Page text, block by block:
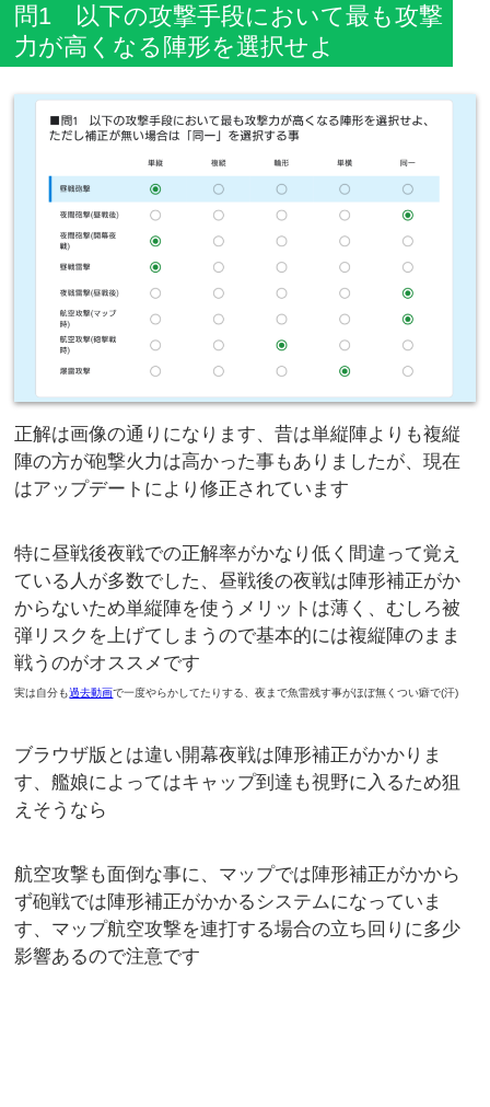
問1 以下の攻撃手段において最も攻撃
力が高くなる陣形を選択せよ
正解は画像の通りになります、昔は単縦陣よりも複縦
陣の方が砲撃火力は高かった事もありましたが、現在
はアップデートにより修正されています
特に昼戦後夜戦での正解率がかなり低く間違って覚え
ている人が多数でした、昼戦後の夜戦は陣形補正がか
からないため単縦陣を使うメリットは薄く、むしろ被
弾リスクを上げてしまうので基本的には複縦陣のまま
戦うのがオススメです
実は自分も過去動画で一度やらかしてたりする、夜まで魚雷残す事がほぼ無くつい癖で(汗)
ブラウザ版とは違い開幕夜戦は陣形補正がかかりま
す、艦娘によってはキャップ到達も視野に入るため狙
えそうなら
航空攻撃も面倒な事に、マップでは陣形補正がかから
ず砲戦では陣形補正がかかるシステムになっていま
す、マップ航空攻撃を連打する場合の立ち回りに多少
影響あるので注意です